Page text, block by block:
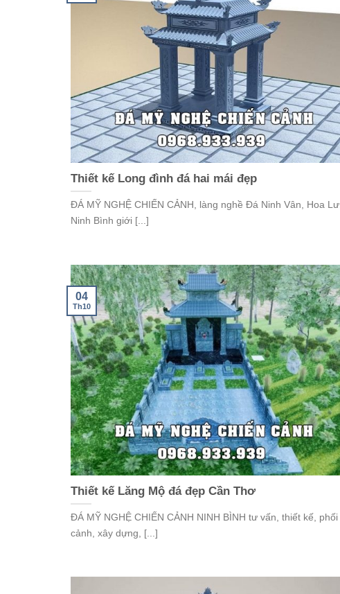
Thiết kế Long đình đá hai mái đẹp
ĐÁ MỸ NGHỆ CHIẾN CẢNH, làng nghề Đá Ninh Vân, Hoa Lư,
Ninh Bình giới [...]
Thiết kế Lăng Mộ đá đẹp Cần Thơ
ĐÁ MỸ NGHỆ CHIẾN CẢNH NINH BÌNH tư vấn, thiết kế, phối
cảnh, xây dựng, [...]
04
Th10